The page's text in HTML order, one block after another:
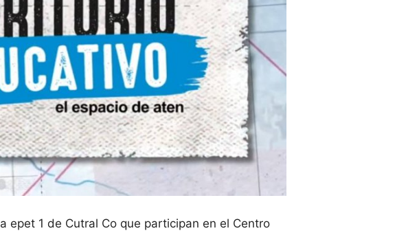
epet 1 de Cutral Co que participan en el Centro